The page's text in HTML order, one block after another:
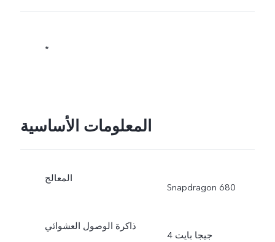
*
المعلومات الأساسية
المعالج
Snapdragon 680
ذاكرة الوصول العشوائي
4 جيجا بايت